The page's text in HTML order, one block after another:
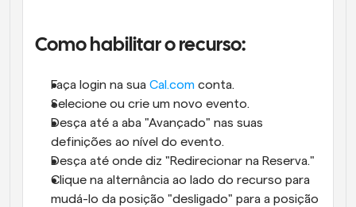
Como habilitar o recurso:
Faça login na sua Cal.com conta.
Selecione ou crie um novo evento.
Desça até a aba "Avançado" nas suas
definições ao nível do evento.
Desça até onde diz "Redirecionar na Reserva."
Clique na alternância ao lado do recurso para
mudá-lo da posição "desligado" para a posição